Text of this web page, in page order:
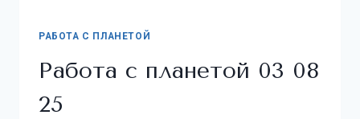
РАБОТА С ПЛАНЕТОЙ
Работа с планетой 03 08
25